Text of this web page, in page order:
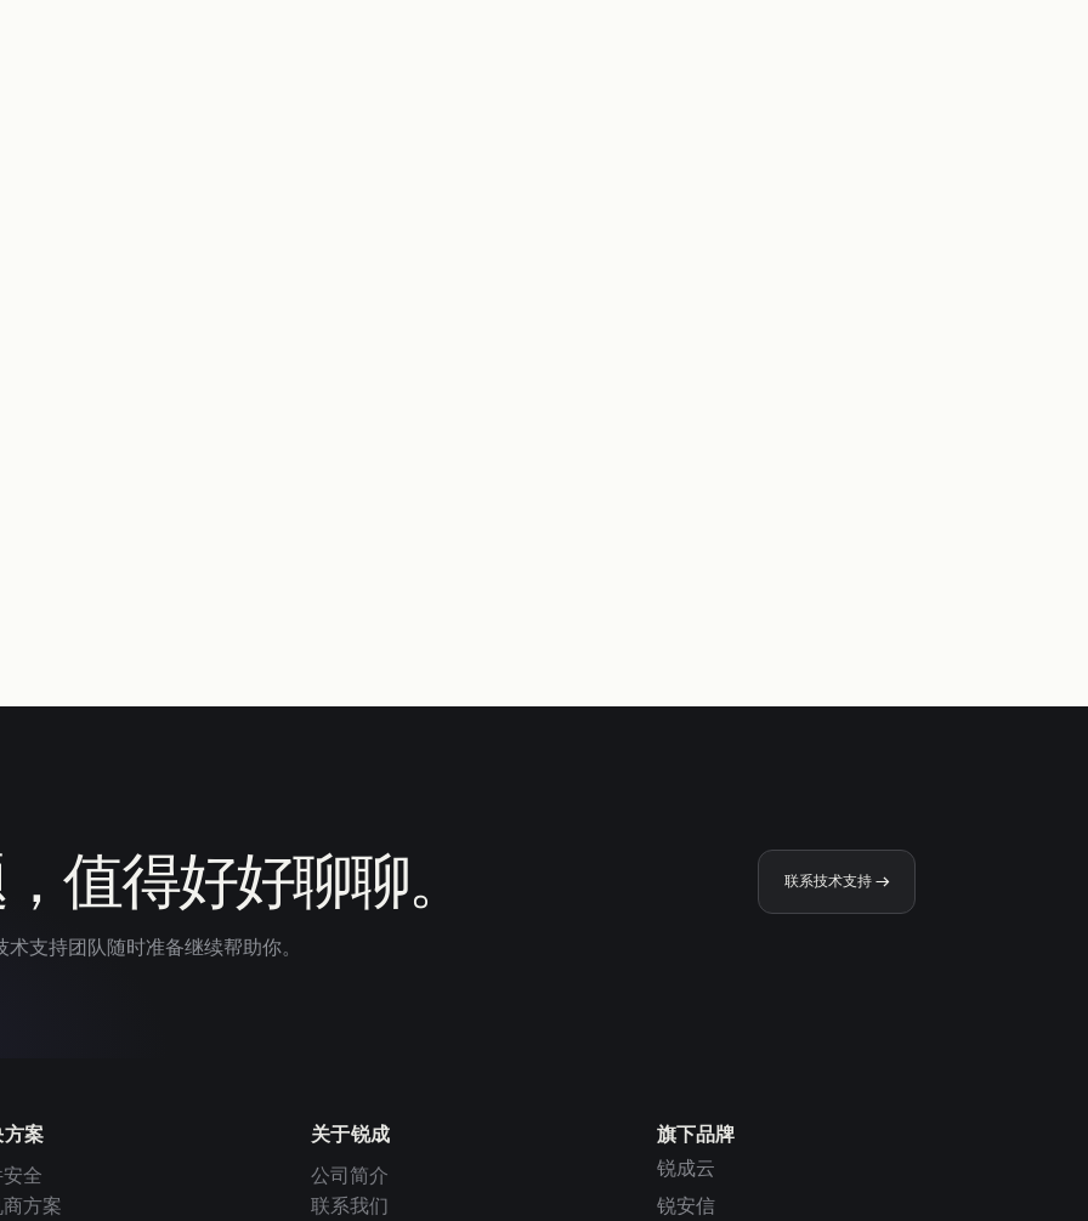
值得好好聊聊。
支持团队随时准备继续帮助你。
联系技术支持
旗下品牌
锐成云
锐安信
案
全
方案
关于锐成
公司简介
联系我们